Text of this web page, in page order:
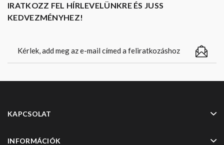
IRATKOZZ FEL HÍRLEVELÜNKRE ÉS JUSS
KEDVEZMÉNYHEZ!
KAPCSOLAT
INFORMÁCIÓK